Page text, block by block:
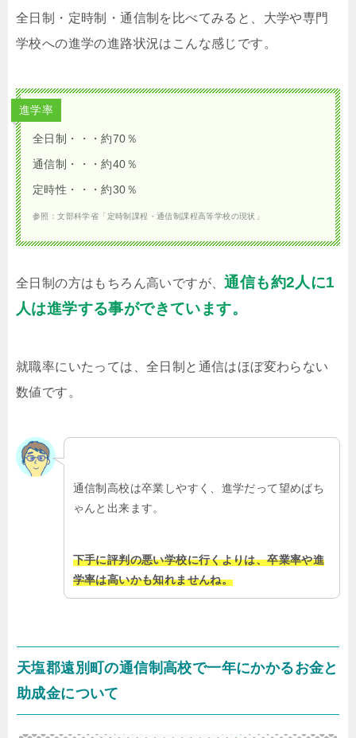
全日制・定時制・通信制を比べてみると、大学や専門
学校への進学の進路状況はこんな感じです。
進学率
全日制・・・約70％
通信制・・・約40％
定時性・・・約30％
参照：文部科学省「定時制課程・通信制課程高等学校の現状」
全日制の方はもちろん高いですが、通信も約2人に1
人は進学する事ができています。
就職率にいたっては、全日制と通信はほぼ変わらない
数値です。
通信制高校は卒業しやすく、進学だって望めばち
ゃんと出来ます。
下手に評判の悪い学校に行くよりは、卒業率や進
学率は高いかも知れませんね。
天塩郡遠別町の通信制高校で一年にかかるお金と
助成金について